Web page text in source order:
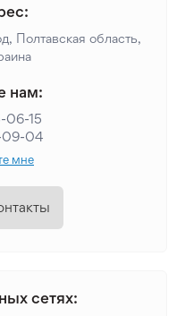
Полтавская область,
нам:
06-15
09-04
мне
сетях: